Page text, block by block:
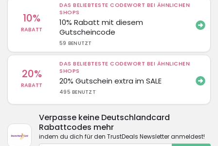
10%
RABATT
DAS BELIEBTESTE CODEWORT BEI ÄHNLICHEN
SHOPS
10% Rabatt mit diesem
Gutscheincode
59 BENUTZT
20%
RABATT
DAS BELIEBTESTE CODEWORT BEI ÄHNLICHEN
SHOPS
20% Gutschein extra im SALE
495 BENUTZT
Verpasse keine Deutschlandcard
Rabattcodes mehr
indem du dich für den TrustDeals Newsletter anmeldest!